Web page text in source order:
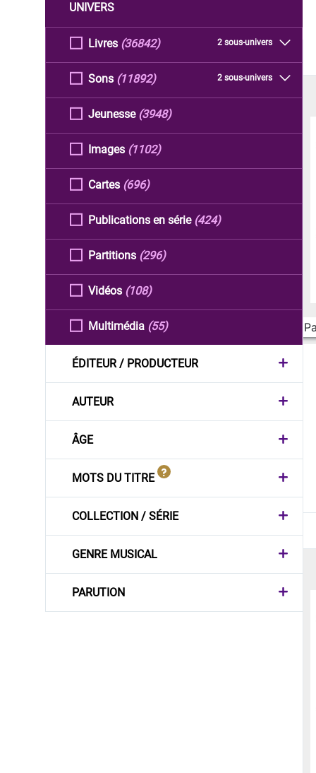
UNIVERS
Livres 2 sous-univers
(36842)
Sons 2 sous-univers
(11892)
Jeunesse (3948)
Images (1102)
Cartes (696)
Publications en série (424)
Partitions (296)
Vidéos (108)
Multimédia (55)
ÉDITEUR / PRODUCTEUR
AUTEUR
ÂGE
MOTS DU TITRE
COLLECTION / SÉRIE
GENRE MUSICAL
PARUTION